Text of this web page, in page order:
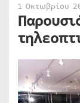
1 Οκτωβρίου